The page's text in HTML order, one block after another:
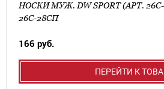
НОСКИ МУЖ. DW SPORT (АРТ.
26С-28СП
166 руб.
ПЕРЕЙТИ К